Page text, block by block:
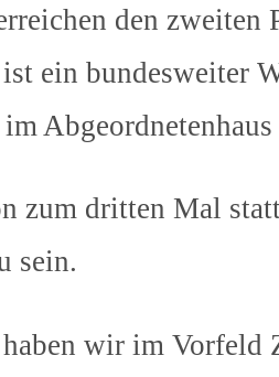
den zweiten
ein bundesweiter
zum dritten Mal
sein.
wir im Vorfeld